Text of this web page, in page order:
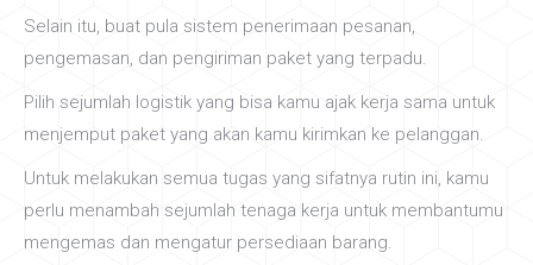
Selain itu, buat pula sistem penerimaan pesanan,
pengemasan, dan pengiriman paket yang terpadu.
Pilih sejumlah logistik yang bisa kamu ajak kerja sama untuk
menjemput paket yang akan kamu kirimkan ke pelanggan.
Untuk melakukan semua tugas yang sifatnya rutin ini, kamu
perlu menambah sejumlah tenaga kerja untuk membantumu
mengemas dan mengatur persediaan barang.